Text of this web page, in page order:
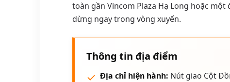
toàn gần Vincom Plaza Hạ Long hoặc
dừng ngay trong vòng xuyến.
Thông tin địa điểm
Địa chỉ hiện hành: Nút giao Cột